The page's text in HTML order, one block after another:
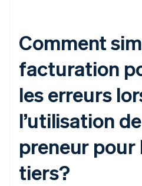
Comment
facturation
les erreurs
l’utilisation
preneur pour
tiers?